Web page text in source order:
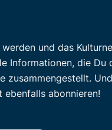
und das
Informationen, die
zusammengestellt.
ebenfalls abonnieren!